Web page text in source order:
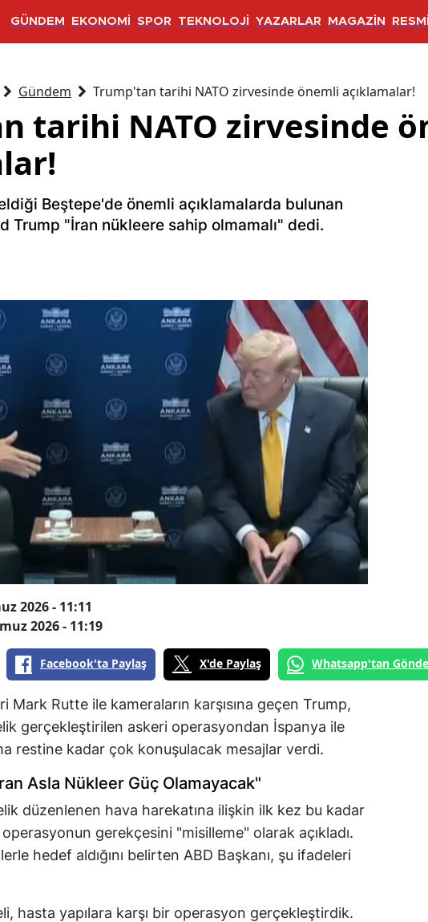
GÜNDEM EKONOMİ SPOR TEKNOLOJİ YAZARLAR MAGAZİN
Gündem Trump'tan tarihi NATO zirvesinde önemli açıklamalar!
tarihi NATO zirvesinde
Beştepe'de önemli açıklamalarda bulunan
Trump "İran nükleere sahip olmamalı" dedi.
2026 - 11:11
2026 - 11:19
Facebook'ta Paylaş X'de Paylaş Whatsapp'tan
Mark Rutte ile kameraların karşısına geçen Trump,
gerçekleştirilen askeri operasyondan İspanya ile
restine kadar çok konuşulacak mesajlar verdi.
Asla Nükleer Güç Olamayacak"
düzenlenen hava harekatına ilişkin ilk kez bu kadar
gerekçesini "misilleme" olarak açıkladı.
hedef aldığını belirten ABD Başkanı, şu ifadeleri
hasta yapılara karşı bir operasyon gerçekleştirdik.